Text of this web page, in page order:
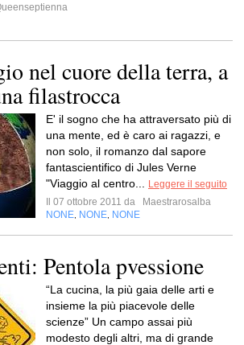
nel cuore della terra, a
filastrocca
E' il sogno che ha attraversato più di
una mente, ed è caro ai ragazzi, e
non solo, il romanzo dal sapore
fantascientifico di Jules Verne
"Viaggio al centro...
Leggere il seguito
Il 07 ottobre 2011 da
Maestrarosalba
NONE NONE NONE
Pentola pvessione
“La cucina, la più gaia delle arti e
insieme la più piacevole delle
scienze” Un campo assai più
modesto degli altri, ma di grande